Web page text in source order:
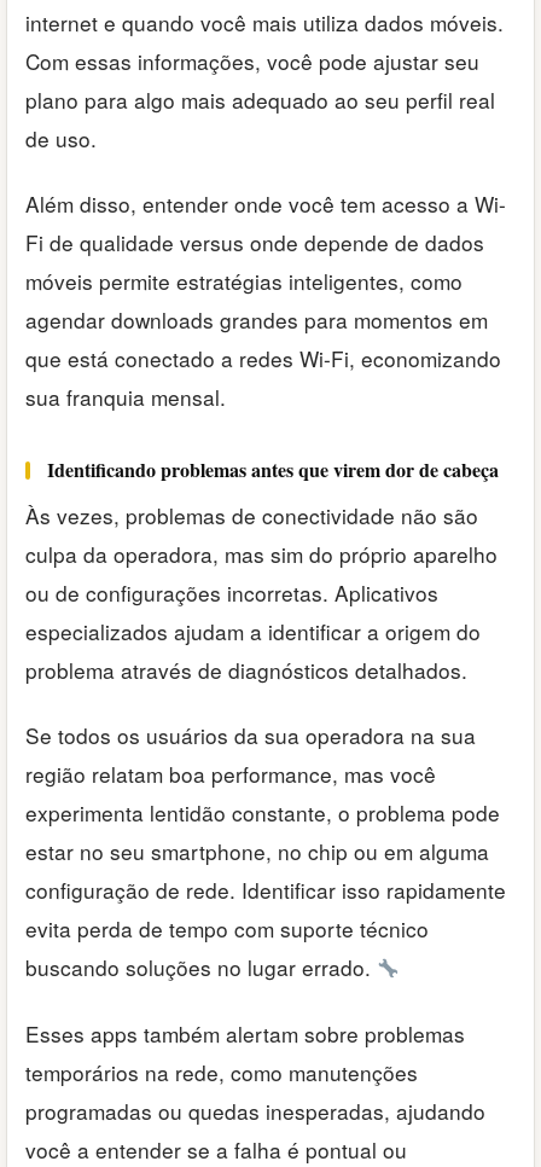
internet e quando você mais utiliza dados móveis.
Com essas informações, você pode ajustar seu
plano para algo mais adequado ao seu perfil real
de uso.
Além disso, entender onde você tem acesso a Wi-
Fi de qualidade versus onde depende de dados
móveis permite estratégias inteligentes, como
agendar downloads grandes para momentos em
que está conectado a redes Wi-Fi, economizando
sua franquia mensal.
Identificando problemas antes que virem dor de cabeça
Às vezes, problemas de conectividade não são
culpa da operadora, mas sim do próprio aparelho
ou de configurações incorretas. Aplicativos
especializados ajudam a identificar a origem do
problema através de diagnósticos detalhados.
Se todos os usuários da sua operadora na sua
região relatam boa performance, mas você
experimenta lentidão constante, o problema pode
estar no seu smartphone, no chip ou em alguma
configuração de rede. Identificar isso rapidamente
evita perda de tempo com suporte técnico
buscando soluções no lugar errado.
Esses apps também alertam sobre problemas
temporários na rede, como manutenções
programadas ou quedas inesperadas, ajudando
você a entender se a falha é pontual ou